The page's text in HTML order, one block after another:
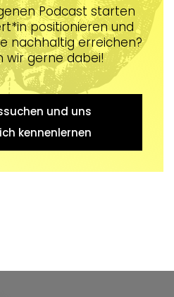
Podcast starten
positionieren und
nachhaltig erreichen?
wir gerne dabei!
und uns
kennenlernen